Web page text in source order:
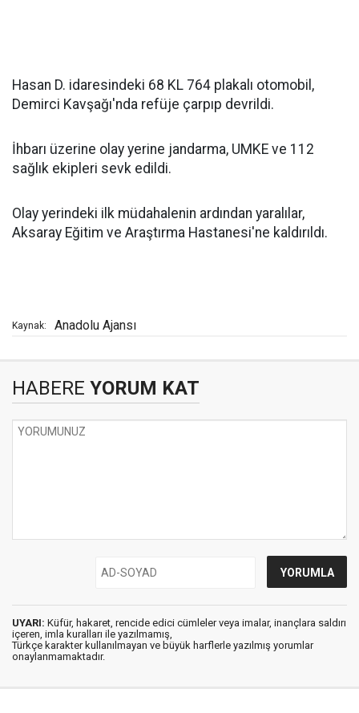
Hasan D. idaresindeki 68 KL 764 plakalı otomobil,
Demirci Kavşağı'nda refüje çarpıp devrildi.
İhbarı üzerine olay yerine jandarma, UMKE ve 112
sağlık ekipleri sevk edildi.
Olay yerindeki ilk müdahalenin ardından yaralılar,
Aksaray Eğitim ve Araştırma Hastanesi'ne kaldırıldı.
Kaynak: Anadolu Ajansı
HABERE YORUM KAT
UYARI: Küfür, hakaret, rencide edici cümleler veya imalar, inançlara saldırı
içeren, imla kuralları ile yazılmamış,
Türkçe karakter kullanılmayan ve büyük harflerle yazılmış yorumlar
onaylanmamaktadır.